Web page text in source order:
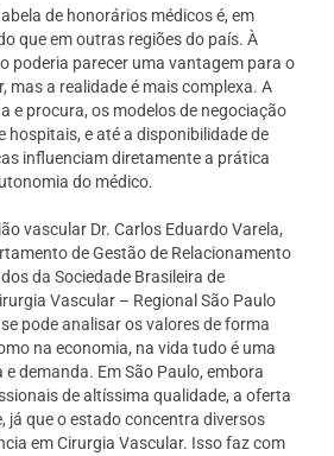
de honorários médicos é, em
que em outras regiões do país. À
poderia parecer uma vantagem para o
mas a realidade é mais complexa. A
e procura, os modelos de negociação
hospitais, e até a disponibilidade de
influenciam diretamente a prática
do médico.
vascular Dr. Carlos Eduardo Varela,
de Gestão de Relacionamento
da Sociedade Brasileira de
Vascular – Regional São Paulo
pode analisar os valores de forma
na economia, na vida tudo é uma
demanda. Em São Paulo, embora
de altíssima qualidade, a oferta
já que o estado concentra diversos
em Cirurgia Vascular. Isso faz com